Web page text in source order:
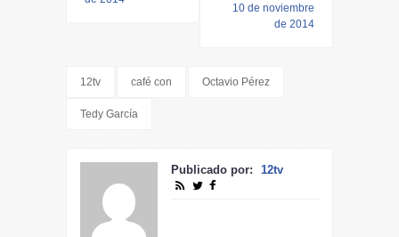
10 de noviembre
de 2014
12tv café con Octavio Pérez
Tedy García
Publicado por: 12tv